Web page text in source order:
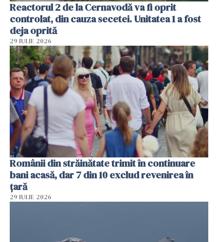
Reactorul 2 de la Cernavodă va fi oprit
controlat, din cauza secetei. Unitatea 1 a fost
deja oprită
29 IULIE 2026
Românii din străinătate trimit în continuare
bani acasă, dar 7 din 10 exclud revenirea în
țară
29 IULIE 2026